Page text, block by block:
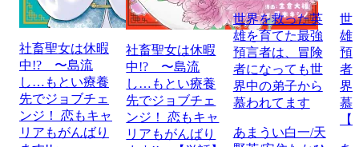
社畜聖女は休暇
中!? 〜島流
し…もとい療養
先でジョブチェ
ンジ！ 恋もキャ
リアもがんばり
社畜聖女は休暇
中!? 〜島流
し…もとい療養
先でジョブチェ
ンジ！ 恋もキャ
リアもがんばり
世界を救った英
雄を育てた最強
預言者は、冒険
者になっても世
界中の弟子から
慕われてます
あまうい白一/天
世
雄
預
者
界
慕